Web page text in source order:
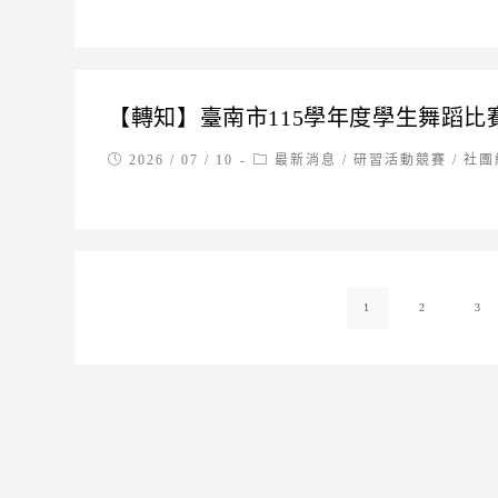
【轉知】臺南市115學年度學生舞蹈比
Post2026 / 07 / 10
Post最新消息 / 研習活動競賽 / 社團
1 2 3